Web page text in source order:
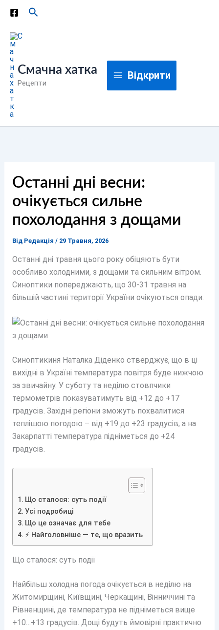
Перейти
вмісту
Пошук
Смачна хатка
Рецепти
Відкрити
Останні дні весни:
очікується сильне
похолодання з дощами
Від Редакція / 29 Травня, 2026
Останні дні травня цього року обіцяють бути
особливо холодними, з дощами та сильним вітром.
Синоптики попереджають, що 30-31 травня на
більшій частині території України очікуються опади.
Синоптикиня Наталка Діденко стверджує, що в ці
вихідні в Україні температура повітря буде нижчою
за звичайну. У суботу та неділю стовпчики
термометрів показуватимуть від +12 до +17
градусів. Західні регіони зможуть похвалитися
теплішою погодою – від +19 до +23 градусів, а на
Закарпатті температура підніметься до +24
градусів.
Що сталося: суть події
Усі подробиці
Що це означає для тебе
⚡ Найголовніше — те, що вразить
Що сталося: суть події
Найбільш холодна погода очікується в неділю на
Житомирщині, Київщині, Черкащині, Вінниччині та
Рівненщині, де температура не підніметься вище
+10…+13 градусів. Дощі будуть ймовірні практично